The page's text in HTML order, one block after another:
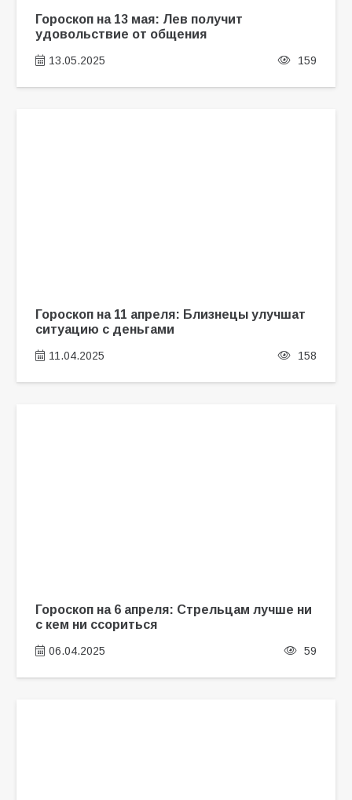
Гороскоп на 13 мая: Лев получит
удовольствие от общения
13.05.2025 159
Гороскоп на 11 апреля: Близнецы улучшат
ситуацию с деньгами
11.04.2025 158
Гороскоп на 6 апреля: Стрельцам лучше ни
с кем ни ссориться
06.04.2025 59